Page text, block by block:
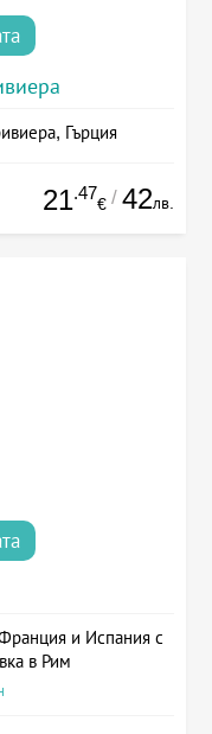
Гърция
21.47
€ / 42лв.
и Испания с
в Рим